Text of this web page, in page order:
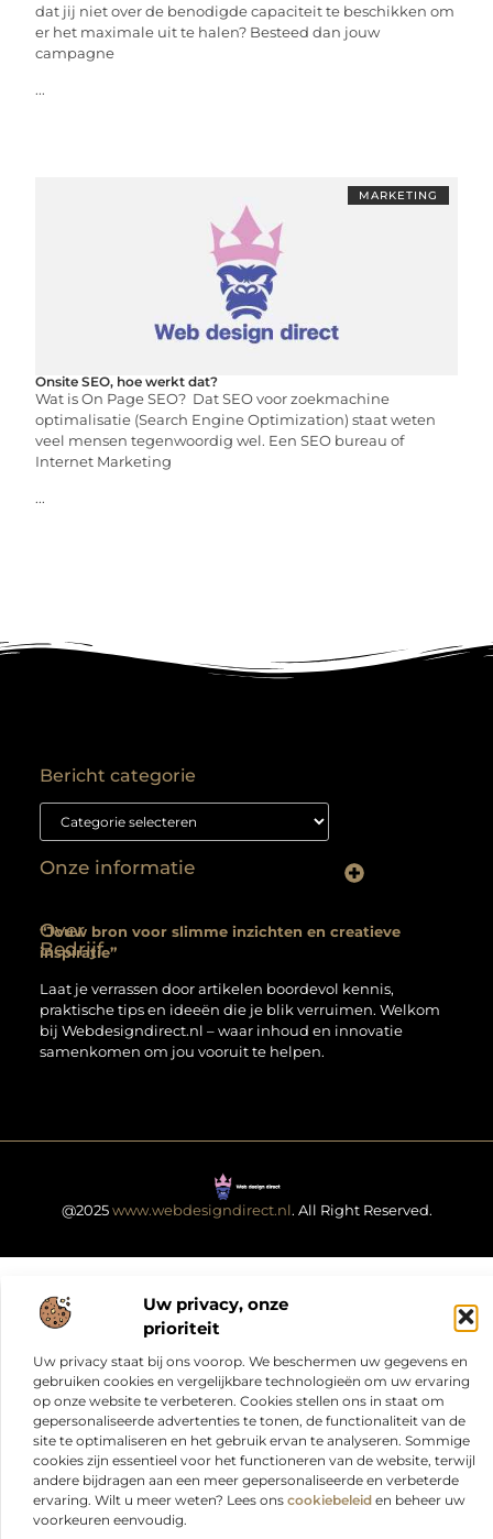
Uw privacy, onze
prioriteit
Uw privacy staat bij ons voorop. We beschermen uw gegevens en
gebruiken cookies en vergelijkbare technologieën om uw ervaring
op onze website te verbeteren. Cookies stellen ons in staat om
gepersonaliseerde advertenties te tonen, de functionaliteit van de
site te optimaliseren en het gebruik ervan te analyseren. Sommige
cookies zijn essentieel voor het functioneren van de website, terwijl
andere bijdragen aan een meer gepersonaliseerde en verbeterde
ervaring. Wilt u meer weten? Lees ons cookiebeleid en beheer uw
voorkeuren eenvoudig.
dat jij niet over de benodigde capaciteit te beschikken om
er het maximale uit te halen? Besteed dan jouw
campagne
...
MARKETING
Onsite SEO, hoe werkt dat?
Wat is On Page SEO? Dat SEO voor zoekmachine
optimalisatie (Search Engine Optimization) staat weten
veel mensen tegenwoordig wel. Een SEO bureau of
Internet Marketing
...
Over
Bedrijf
“Jouw bron voor slimme inzichten en creatieve
inspiratie”
Laat je verrassen door artikelen boordevol kennis,
praktische tips en ideeën die je blik verruimen. Welkom
bij Webdesigndirect.nl – waar inhoud en innovatie
samenkomen om jou vooruit te helpen.
Onze informatie
Bericht categorie
@2025www.webdesigndirect.nl. All Right Reserved.